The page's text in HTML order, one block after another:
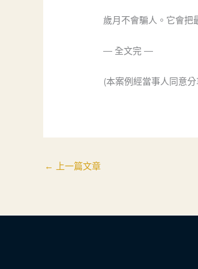
歲月不會騙人。它會把
— 全文完 —
(本案例經當事人同意
← 上一篇文章